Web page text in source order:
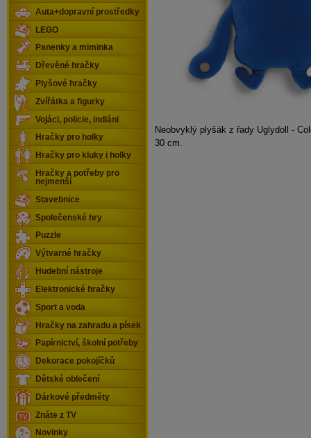
Neobvyklý plyšák z řady Uglydoll -
30 cm.
Auta+dopravní prostředky
LEGO
Panenky a miminka
Dřevěné hračky
Plyšové hračky
Zvířátka a figurky
Vojáci, policie, indiáni
Hračky pro holky
Hračky pro kluky i holky
Hračky a potřeby pro
nejmenší
Stavebnice
Společenské hry
Puzzle
Výtvarné hračky
Hudební nástroje
Elektronické hračky
Sport a voda
Hračky na zahradu a písek
Papírnictví, školní potřeby
Dekorace pokojíčků
Dětské oblečení
Dárkové předměty
Znáte z TV
Novinky